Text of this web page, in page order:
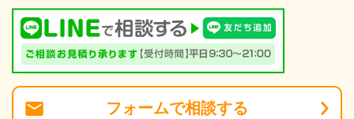
フォームで相談する